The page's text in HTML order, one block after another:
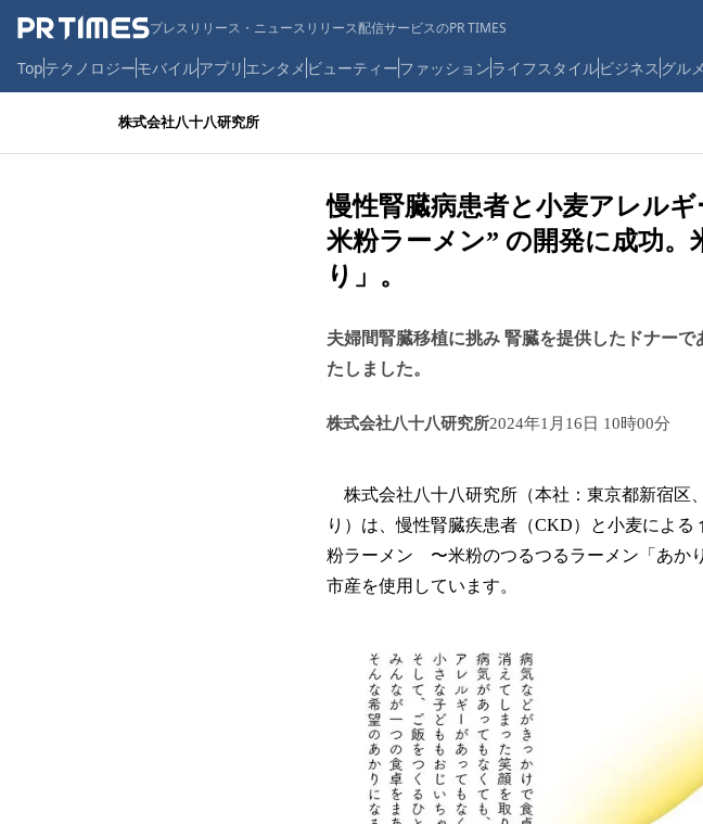
プレスリリース・ニュースリリース配信サービスのPR TIMES
Topテクノロジーモバイルアプリ エンタメ ビューティーファッションライフスタイルビジネス グルメ
株式会社八十八研究所
慢性腎臓病患者と小麦アレル
米粉ラーメン” の開発に成功
り」。
夫婦間腎臓移植に挑み 腎臓を提供したドナー
たしました。
株式会社八十八研究所2024年1月16日 10時00分
株式会社八十八研究所（本社：東京都新宿区
り）は、慢性腎臓疾患者（CKD）と小麦によ
粉ラーメン 〜米粉のつるつるラーメン「あか
市産を使用しています。